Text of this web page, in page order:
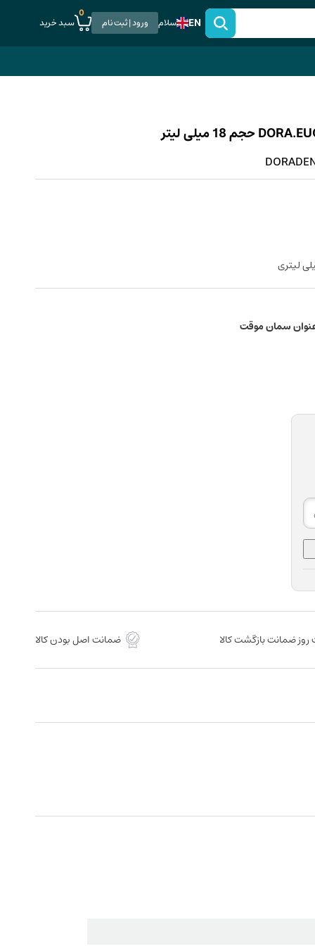
EN سلام ورود | ثبت نام
0
سبد خرید
عنوان سمان موقت
ضمانت بازگشت کالا ضمانت اصل بودن کالا